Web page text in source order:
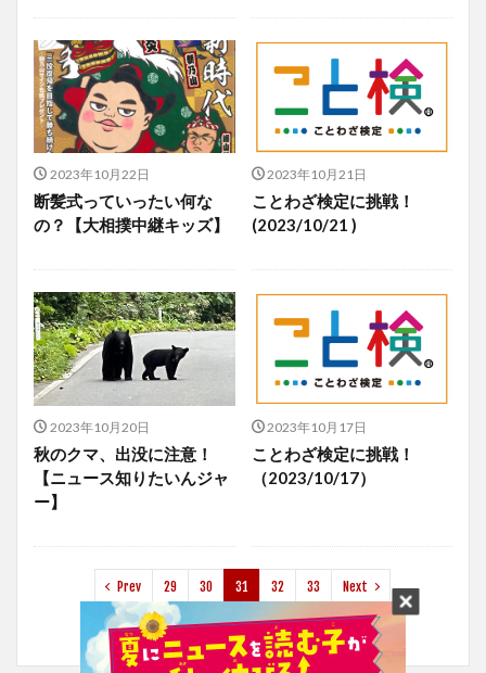
2023年10月22日
断髪式っていったい何な
の？【大相撲中継キッズ】
2023年10月21日
ことわざ検定に挑戦！
(2023/10/21 )
2023年10月20日
秋のクマ、出没に注意！
【ニュース知りたいんジャ
ー】
2023年10月17日
ことわざ検定に挑戦！
（2023/10/17）
Prev 29 30 31 32 33 Next